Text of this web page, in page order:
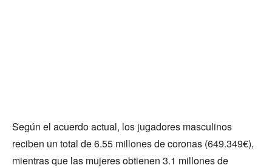
Según el acuerdo actual, los jugadores masculinos
reciben un total de 6.55 millones de coronas (649.349€),
mientras que las mujeres obtienen 3.1 millones de